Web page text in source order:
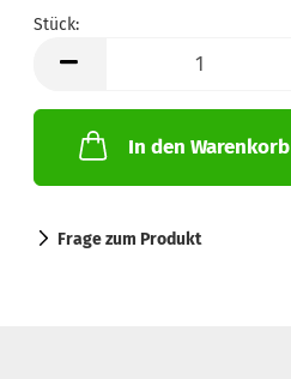
Stück:
Stück
In den Warenkorb
Frage zum Produkt